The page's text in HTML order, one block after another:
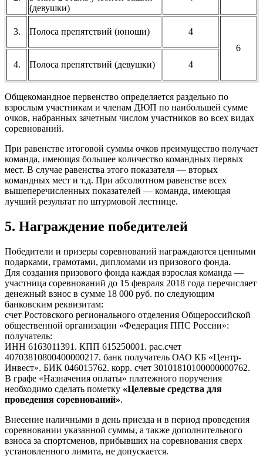
(девушки)
3. Полоса препятствий (юноши)
4
6
4.
Полоса препятствий (девушки) 4
Общекомандное первенство определяется раздельно по
взрослым участникам и членам ДЮП по наибольшей сумме
очков, набранных зачетным числом участников во всех видах
соревнований.
При равенстве итоговой суммы очков преимущество получает
команда, имеющая большее количество командных первых
мест. В случае равенства этого показателя — вторых
командных мест и т.д. При абсолютном равенстве всех
вышеперечисленных показателей — команда, имеющая
лучший результат по штурмовой лестнице.
5. Награждение победителей
Победители и призеры соревнований награждаются ценными
подарками, грамотами, дипломами из призового фонда.
Для создания призового фонда каждая взрослая команда —
участница соревнований до 15 февраля 2018 года перечисляет
денежный взнос в сумме 18 000 руб. по следующим
банковским реквизитам:
счет Ростовского регионального отделения Общероссийской
общественной организации «Федерация ППС России»:
получатель:
ИНН 6163011391. КПП 615250001. рас.счет
40703810800400000217. банк получатель ОАО КБ «Центр-
Инвест». БИК 046015762. корр. счет 30101810100000000762.
В графе «Назначения оплаты» платежного поручения
необходимо сделать пометку «Целевые средства для
проведения соревнований».
Внесение наличными в день приезда и в период проведения
соревновании указанной суммы, а также дополнительного
взноса за спортсменов, прибывших на соревнования сверх
установленного лимита, не допускается.